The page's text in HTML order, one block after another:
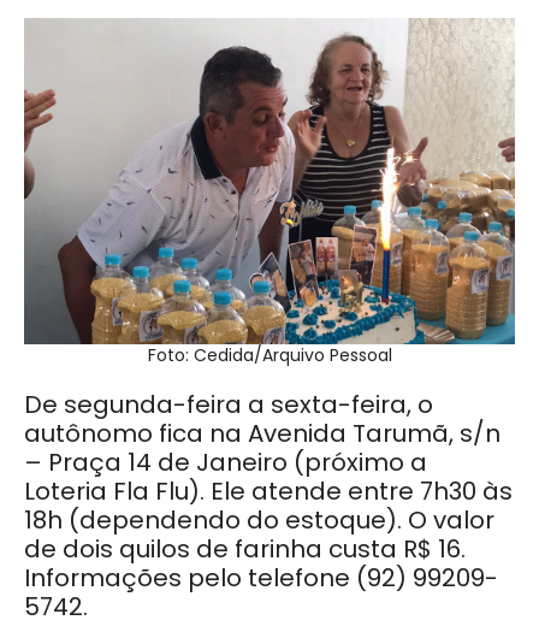
Foto: Cedida/Arquivo Pessoal
De segunda-feira a sexta-feira, o
autônomo fica na Avenida Tarumã, s/n
– Praça 14 de Janeiro (próximo a
Loteria Fla Flu). Ele atende entre 7h30 às
18h (dependendo do estoque). O valor
de dois quilos de farinha custa R$ 16.
Informações pelo telefone (92) 99209-
5742.